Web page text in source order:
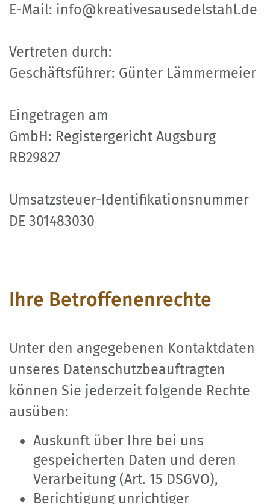
E-Mail: info@kreativesausedelstahl.de
Vertreten durch:
Geschäftsführer: Günter Lämmermeier
Eingetragen am
GmbH: Registergericht Augsburg
RB29827
Umsatzsteuer-Identifikationsnummer
DE 301483030
Ihre Betroffenenrechte
Unter den angegebenen Kontaktdaten
unseres Datenschutzbeauftragten
können Sie jederzeit folgende Rechte
ausüben:
Auskunft über Ihre bei uns
gespeicherten Daten und deren
Verarbeitung (Art. 15 DSGVO),
Berichtigung unrichtiger